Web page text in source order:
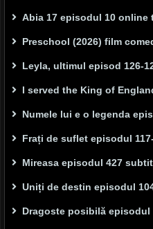
Abia 17 episodul 10 online
Preschool (2026) film
Leyla, ultimul episod 126-
I served the King of
Numele lui e o legenda
Frați de suflet episodul
Mireasa episodul 427
Uniți de destin episodul
Dragoste posibilă episodul